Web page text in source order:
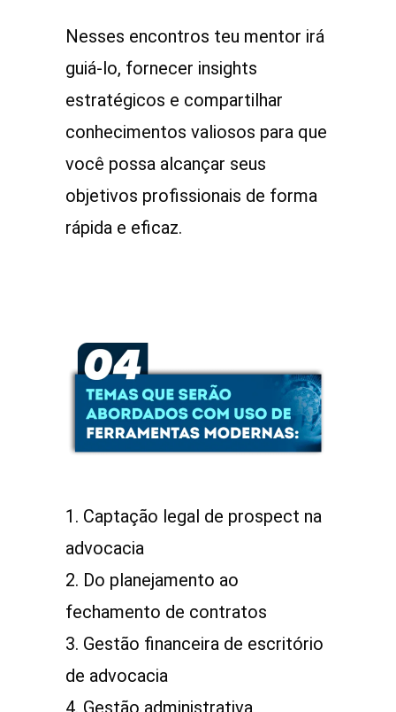
Nesses encontros teu mentor irá
guiá-lo, fornecer insights
estratégicos e compartilhar
conhecimentos valiosos para que
você possa alcançar seus
objetivos profissionais de forma
rápida e eficaz.
ㅤㅤ1. Captação legal de prospect na
advocacia
ㅤㅤ2. Do planejamento ao
fechamento de contratos
ㅤㅤ3. Gestão financeira de escritório
de advocacia